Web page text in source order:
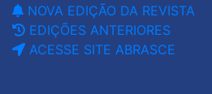
NOVA EDIÇÃO DA REVISTA
EDIÇÕES ANTERIORES
ACESSE SITE ABRASCE